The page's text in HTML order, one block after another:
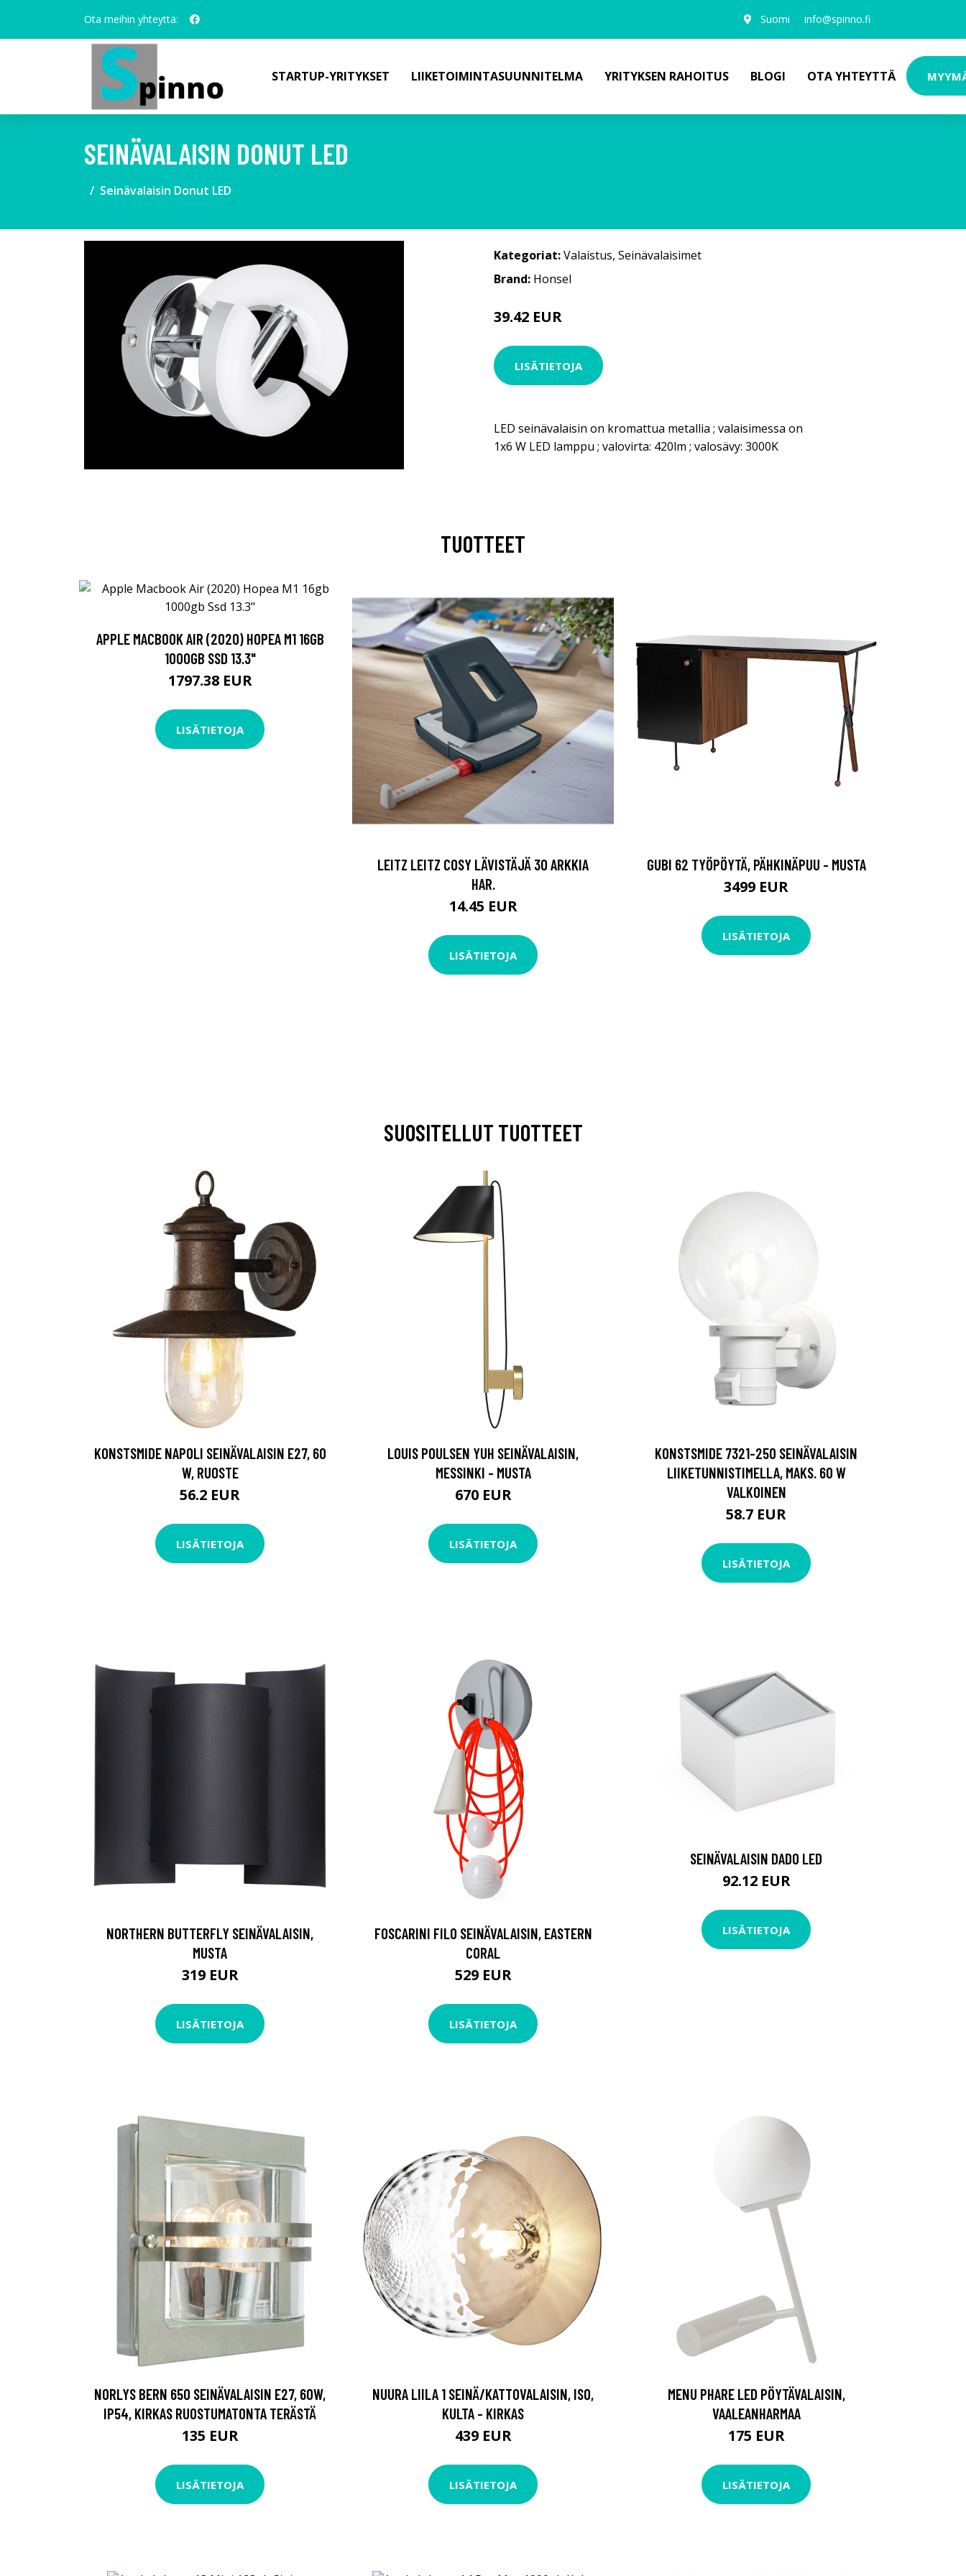
Ota meihin yhteyttä: Suomi info@spinno.fi
STARTUP-YRITYKSET LIIKETOIMINTASUUNNITELMA YRITYKSEN RAHOITUS BLOGI OTA YHTEYTTÄ
SEINÄVALAISIN DONUT LED
Seinävalaisin Donut LED
Kategoriat:Valaistus, Seinävalaisimet
Brand: Honsel
39.42 EUR
LISÄTIETOJA
LED seinävalaisin on kromattua metallia ; valaisimessa on
1x6 W LED lamppu ; valovirta: 420lm ; valosävy: 3000K
TUOTTEET
APPLE MACBOOK AIR (2020) HOPEA M1 16GB
1000GB SSD 13.3"
1797.38 EUR
LISÄTIETOJA
LEITZ LEITZ COSY LÄVISTÄJÄ 30 ARKKIA
HAR.
14.45 EUR
LISÄTIETOJA
GUBI 62 TYÖPÖYTÄ, PÄHKINÄPUU - MUSTA
3499 EUR
LISÄTIETOJA
SUOSITELLUT TUOTTEET
KONSTSMIDE NAPOLI SEINÄVALAISIN E27, 60
W, RUOSTE
56.2 EUR
LISÄTIETOJA
LOUIS POULSEN YUH SEINÄVALAISIN,
MESSINKI - MUSTA
670 EUR
LISÄTIETOJA
KONSTSMIDE 7321-250 SEINÄVALAISIN
LIIKETUNNISTIMELLA, MAKS. 60 W
VALKOINEN
58.7 EUR
LISÄTIETOJA
NORTHERN BUTTERFLY SEINÄVALAISIN,
MUSTA
319 EUR
LISÄTIETOJA
FOSCARINI FILO SEINÄVALAISIN, EASTERN
CORAL
529 EUR
LISÄTIETOJA
SEINÄVALAISIN DADO LED
92.12 EUR
LISÄTIETOJA
NORLYS BERN 650 SEINÄVALAISIN E27, 60W,
IP54, KIRKAS RUOSTUMATONTA TERÄSTÄ
135 EUR
LISÄTIETOJA
NUURA LIILA 1 SEINÄ/KATTOVALAISIN, ISO,
KULTA - KIRKAS
439 EUR
LISÄTIETOJA
MENU PHARE LED PÖYTÄVALAISIN,
VAALEANHARMAA
175 EUR
LISÄTIETOJA